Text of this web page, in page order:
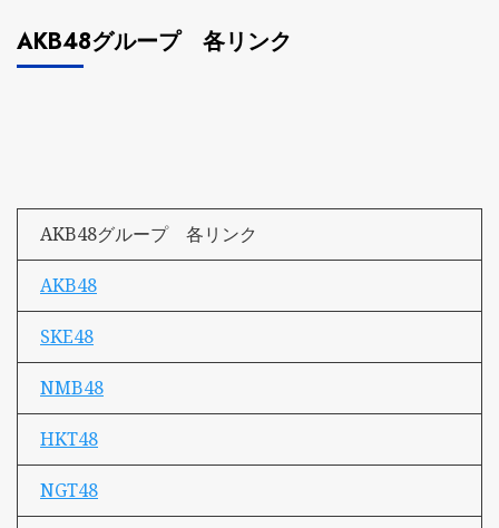
AKB48グループ 各リンク
AKB48グループ 各リンク
AKB48
SKE48
NMB48
HKT48
NGT48